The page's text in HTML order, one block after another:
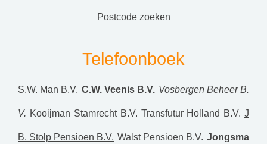
postcode zoeken
Telefoonboek
S.W. Man B.V. C.W. Veenis B.V. Vosbergen Beheer B.
V. Kooijman Stamrecht B.V. Transfutur Holland B.V. J
B. Stolp Pensioen B.V. Walst Pensioen B.V. Jongsma